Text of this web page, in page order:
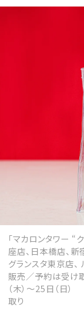
「マカロンタワー
座店、日本橋店、新
グランスタ東京店
販売／予約は受け
（木）～25日（日
取り